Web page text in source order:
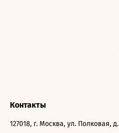
Контакты
127018, г. Москва, ул. Полковая, д.